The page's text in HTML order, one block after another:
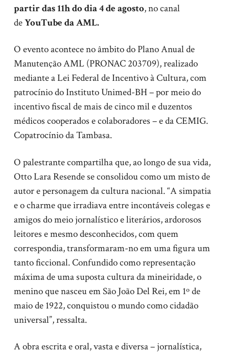
partir das 11h do dia 4 de agosto, no canal
deYouTube da AML.
O evento acontece no âmbito do Plano Anual de
Manutenção AML (PRONAC 203709), realizado
mediante a Lei Federal de Incentivo à Cultura, com
patrocínio do Instituto Unimed-BH – por meio do
incentivo fiscal de mais de cinco mil e duzentos
médicos cooperados e colaboradores – e da CEMIG.
Copatrocínio da Tambasa.
O palestrante compartilha que, ao longo de sua vida,
Otto Lara Resende se consolidou como um misto de
autor e personagem da cultura nacional. “A simpatia
e o charme que irradiava entre incontáveis colegas e
amigos do meio jornalístico e literários, ardorosos
leitores e mesmo desconhecidos, com quem
correspondia, transformaram-no em uma figura um
tanto ficcional. Confundido como representação
máxima de uma suposta cultura da mineiridade, o
menino que nasceu em São João Del Rei, em 1º de
maio de 1922, conquistou o mundo como cidadão
universal”, ressalta.
A obra escrita e oral, vasta e diversa – jornalística,